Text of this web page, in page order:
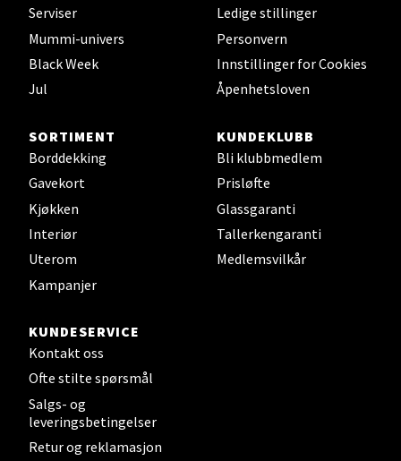
Serviser
Mummi-univers
Black Week
Jul
Ledige stillinger
Personvern
Innstillinger for Cookies
Åpenhetsloven
SORTIMENT
Borddekking
Gavekort
Kjøkken
Interiør
Uterom
Kampanjer
KUNDEKLUBB
Bli klubbmedlem
Prisløfte
Glassgaranti
Tallerkengaranti
Medlemsvilkår
KUNDESERVICE
Kontakt oss
Ofte stilte spørsmål
Salgs- og
leveringsbetingelser
Retur og reklamasjon
Bryne/Jæren - M44
Åpent i dag 10-20
Stavanger og Sandnes - Thon
Senter Madla
Madlakrossen nr 9, 4042 Stavanger
Åpent i dag 10-20